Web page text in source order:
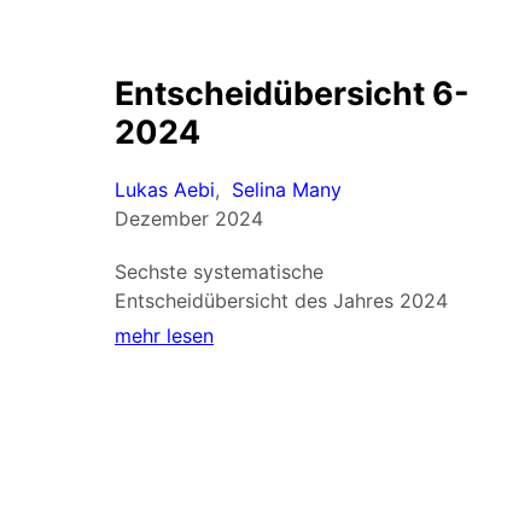
Entscheidübersicht 6-
2024
Lukas Aebi, Selina Many
Dezember 2024
Sechste systematische
Entscheidübersicht des Jahres 2024
mehr lesen